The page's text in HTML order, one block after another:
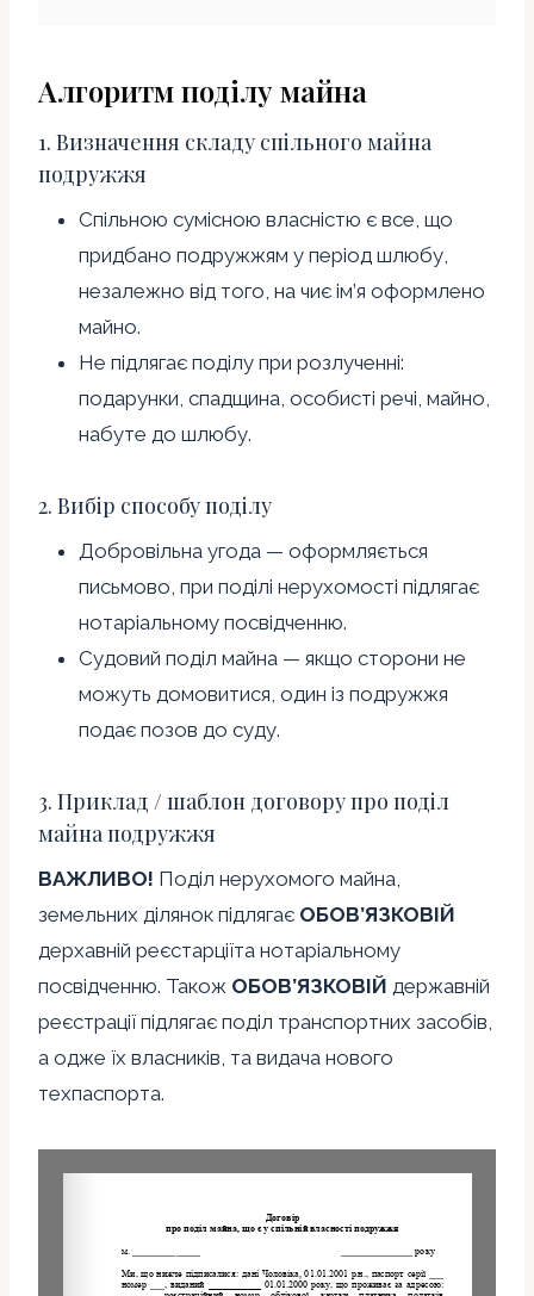
Алгоритм поділу майна
1. Визначення складу спільного майна
подружжя
Спільною сумісною власністю є все, що
придбано подружжям у період шлюбу,
незалежно від того, на чиє ім’я оформлено
майно.
Не підлягає поділу при розлученні:
подарунки, спадщина, особисті речі, майно,
набуте до шлюбу.
2. Вибір способу поділу
Добровільна угода — оформляється
письмово, при поділі нерухомості підлягає
нотаріальному посвідченню.
Судовий поділ майна — якщо сторони не
можуть домовитися, один із подружжя
подає позов до суду.
3. Приклад / шаблон договору про поділ
майна подружжя
ВАЖЛИВО! Поділ нерухомого майна,
земельних ділянок підлягає ОБОВ’ЯЗКОВІЙ
дерхавній реєстарціїта нотаріальному
посвідченню. Також ОБОВ’ЯЗКОВІЙ державній
реєстрації підлягає поділ транспортних засобів,
а одже їх власників, та видача нового
техпаспорта.